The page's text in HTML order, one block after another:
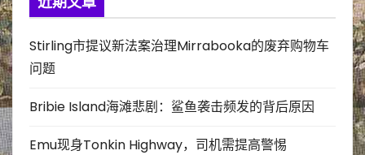
Stirling市提议新法案治理Mirrabooka的废弃购物车
问题
Bribie Island海滩悲剧：鲨鱼袭击频发的背后原因
Emu现身Tonkin Highway，司机需提高警惕